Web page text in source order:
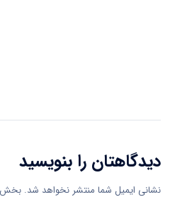
دیدگاهتان را بنویسید
نشانی ایمیل شما منتشر نخواهد شد.